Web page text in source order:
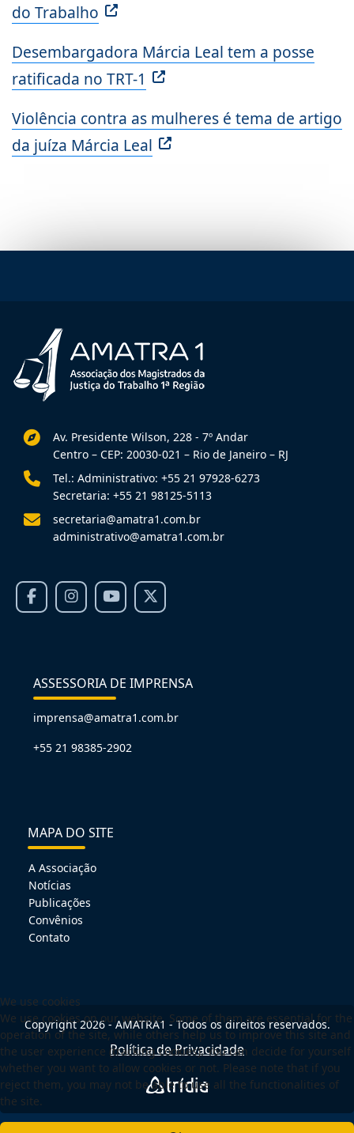
do Trabalho
Desembargadora Márcia Leal tem a posse
ratificada no TRT-1
Violência contra as mulheres é tema de artigo
da juíza Márcia Leal
Av. Presidente Wilson, 228 - 7º Andar
Centro – CEP: 20030-021 – Rio de Janeiro – RJ
Tel.: Administrativo: +55 21 97928-6273
Secretaria: +55 21 98125-5113
secretaria@amatra1.com.br
administrativo@amatra1.com.br
ASSESSORIA DE IMPRENSA
imprensa@amatra1.com.br
+55 21 98385-2902
MAPA DO SITE
A Associação
Notícias
Publicações
Convênios
Contato
Copyright 2026 - AMATRA1 - Todos os direitos reservados.
Política de Privacidade
We use cookies
We use cookies on our website. Some of them are essential for the
operation of the site, while others help us to improve this site and
the user experience (tracking cookies). You can decide for yourself
whether you want to allow cookies or not. Please note that if you
reject them, you may not be able to use all the functionalities of
the site.